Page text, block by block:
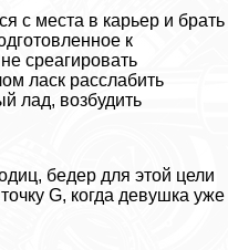
с места в карьер и брать
к
среагировать
ласк расслабить
лад, возбудить
бедер для этой цели
G, когда дeвyшка уже